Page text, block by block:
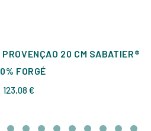
20 CM SABATIER®
FORGÉ
123,08 €Prix